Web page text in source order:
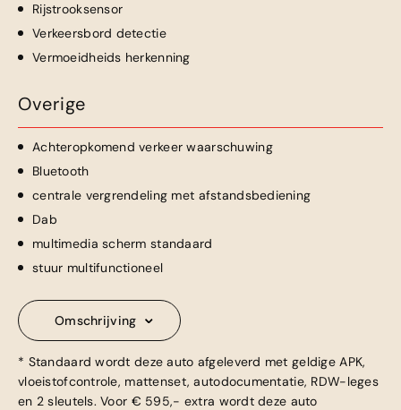
Rijstrooksensor
Verkeersbord detectie
Vermoeidheids herkenning
Overige
Achteropkomend verkeer waarschuwing
Bluetooth
centrale vergrendeling met afstandsbediening
Dab
multimedia scherm standaard
stuur multifunctioneel
Omschrijving
* Standaard wordt deze auto afgeleverd met geldige APK,
vloeistofcontrole, mattenset, autodocumentatie, RDW-leges
en 2 sleutels. Voor € 595,- extra wordt deze auto